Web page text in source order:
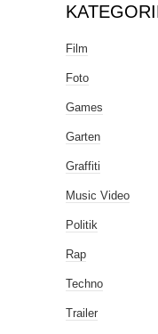
Film
Foto
Games
Garten
Graffiti
Music Video
Politik
Rap
Techno
Trailer